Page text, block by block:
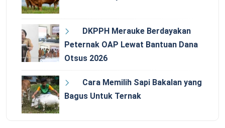
DKPPH Merauke Berdayakan
Peternak OAP Lewat Bantuan Dana
Otsus 2026
Cara Memilih Sapi Bakalan yang
Bagus Untuk Ternak